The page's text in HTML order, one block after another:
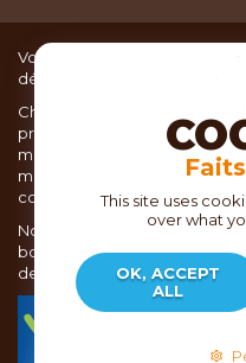
Vous recherchez du
délicieux plats ou des
Chez TOC, boutique
proposons une large
marques de matériel de
matériel de cuisson, service
coutellerie, set picnic.
Nous vous réservons un
boutiques, mais vous
de cuisine en ligne sur notre
commerce et
This site uses
over what
OK, ACCEPT
ALL